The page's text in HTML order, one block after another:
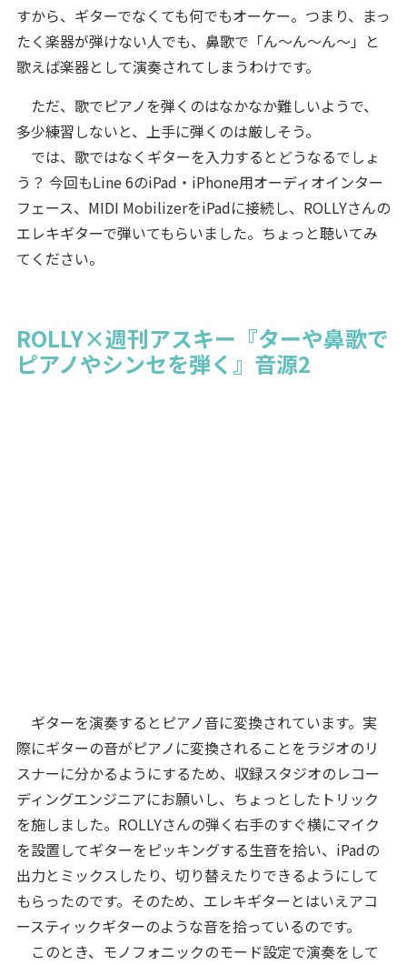
すから、ギターでなくても何でもオーケー。つまり、まっ
たく楽器が弾けない人でも、鼻歌で「ん～ん～ん～」と
歌えば楽器として演奏されてしまうわけです。
ただ、歌でピアノを弾くのはなかなか難しいようで、
多少練習しないと、上手に弾くのは厳しそう。
では、歌ではなくギターを入力するとどうなるでしょ
う？ 今回もLine 6のiPad・iPhone用オーディオインター
フェース、MIDI MobilizerをiPadに接続し、ROLLYさんの
エレキギターで弾いてもらいました。ちょっと聴いてみ
てください。
ROLLY×週刊アスキー『ターや鼻歌で
ピアノやシンセを弾く』音源2
ギターを演奏するとピアノ音に変換されています。実
際にギターの音がピアノに変換されることをラジオのリ
スナーに分かるようにするため、収録スタジオのレコー
ディングエンジニアにお願いし、ちょっとしたトリック
を施しました。ROLLYさんの弾く右手のすぐ横にマイク
を設置してギターをピッキングする生音を拾い、iPadの
出力とミックスしたり、切り替えたりできるようにして
もらったのです。そのため、エレキギターとはいえアコ
ースティックギターのような音を拾っているのです。
このとき、モノフォニックのモード設定で演奏をして